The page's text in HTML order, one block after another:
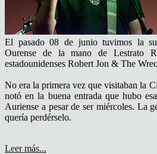
El pasado 08 de junio tuvimos la
Ourense de la mano de Lestrato
estadounidenses Robert Jon & The
No era la primera vez que visitaban la
notó en la buena entrada que hubo
Auriense a pesar de ser miércoles. La
quería perdérselo.
Leer más...